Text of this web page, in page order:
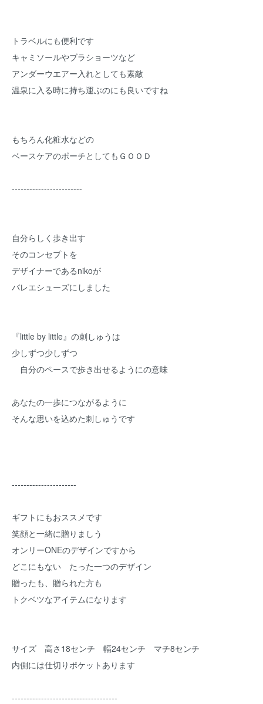
トラベルにも便利です
キャミソールやブラショーツなど
アンダーウエアー入れとしても素敵
温泉に入る時に持ち運ぶのにも良いですね
もちろん化粧水などの
ベースケアのポーチとしてもＧＯＯＤ
------------------------
自分らしく歩き出す
そのコンセプトを
デザイナーであるnikoが
バレエシューズにしました
『little by little』の刺しゅうは
少しずつ少しずつ
自分のペースで歩き出せるようにの意味
あなたの一歩につながるように
そんな思いを込めた刺しゅうです
----------------------
ギフトにもおススメです
笑顔と一緒に贈りましう
オンリーONEのデザインですから
どこにもない たった一つのデザイン
贈ったも、贈られた方も
トクベツなアイテムになります
サイズ 高さ18センチ 幅24センチ マチ8センチ
内側には仕切りポケットあります
------------------------------------